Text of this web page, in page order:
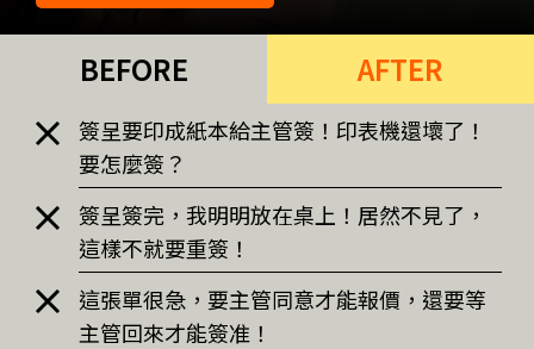
BEFORE AFTER
簽呈要印成紙本給主管簽！印表機還壞了！
要怎麼簽？
簽呈簽完，我明明放在桌上！居然不見了，
這樣不就要重簽！
這張單很急，要主管同意才能報價，還要等
主管回來才能簽准！